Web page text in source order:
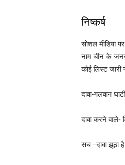
निष्कर्ष
सोशल मीडिया
नाम चीन के
कोई लिस्ट
दावा-गलवान
दावा करने
सच –दावा झूठा है